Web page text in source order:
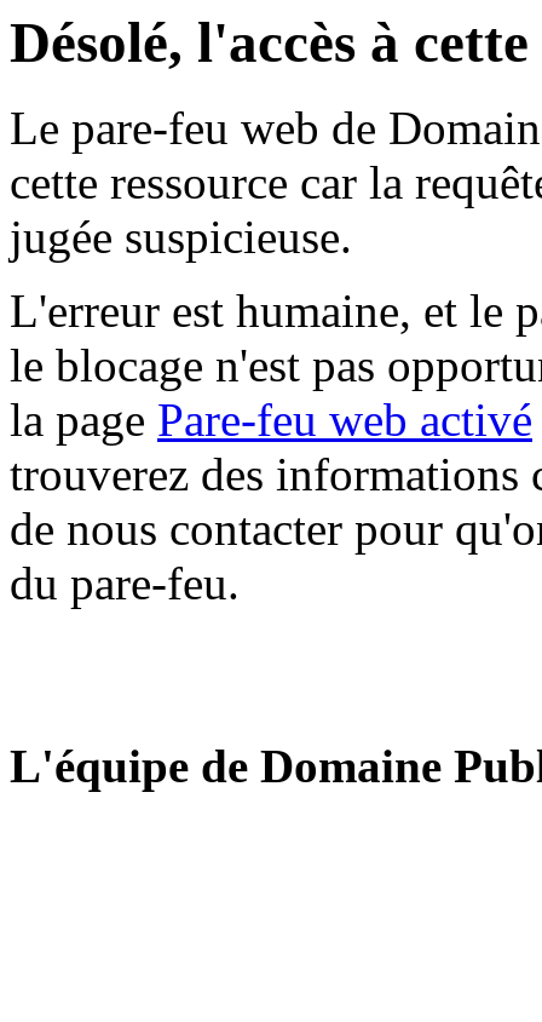
Désolé, l'accès à
Le pare-feu web de
cette ressource car la
jugée suspicieuse.
L'erreur est humaine, et le
le blocage n'est pas
la page Pare-feu web activé
trouverez des informations
de nous contacter pour
du pare-feu.
L'équipe de Domaine